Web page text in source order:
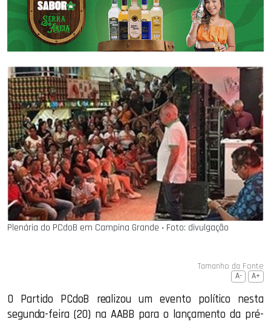
Plenária do PCdoB em Campina Grande ‧ Foto: divulgação
Tamanho da Fonte
A- A+
O Partido PCdoB realizou um evento político nesta
segunda-feira (20) na AABB para o lançamento da pré-